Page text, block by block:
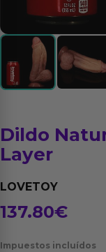
Dildo
Layer
LOVETOY
137.80€
Impuestos incluídos